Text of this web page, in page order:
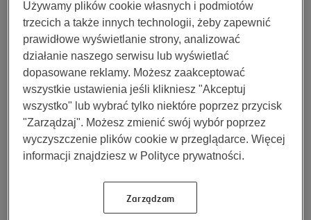
i Wielkiej Brytanii, a także na niektórych terytoriach
zamorskich.
Karta EKUZjest bezpłatna i umożliwia korzystanie ze
świadczeń zdrowotnych za granicą, które są
niezbędne w konkretnym przypadku. Nie ma
możliwości przeprowadzenia na jej podstawie
leczenia planowanego. Musisz również pamiętać, że
leczenie odbywa się na tych samych warunkach, jak
dla obywateli danego kraju. Może się więc okazać, że
w przypadku niektórych usług medycznych będziesz
zobowiązany do współuczestniczenia w kosztach. Z
tego powodu w razie wyjazdu z kraju
Używamy plików cookie własnych i podmiotów
trzecich a także innych technologii, żeby zapewnić
prawidłowe wyświetlanie strony, analizować
działanie naszego serwisu lub wyświetlać
dopasowane reklamy. Możesz zaakceptować
wszystkie ustawienia jeśli klikniesz "Akceptuj
wszystko" lub wybrać tylko niektóre poprzez przycisk
"Zarządzaj". Możesz zmienić swój wybór poprzez
wyczyszczenie plików cookie w przeglądarce. Więcej
informacji znajdziesz w Polityce prywatności.
Zarządzam